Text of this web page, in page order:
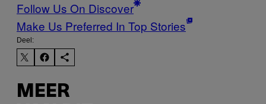
Follow Us On Discover
Make Us Preferred In Top Stories
Deel:
MEER